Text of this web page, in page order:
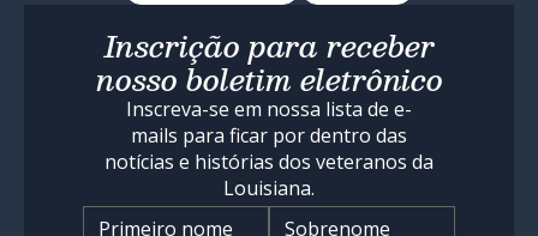
Inscrição para receber
nosso boletim eletrônico
Inscreva-se em nossa lista de e-
mails para ficar por dentro das
notícias e histórias dos veteranos da
Louisiana.
Nome